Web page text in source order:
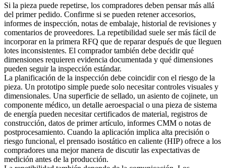
Si la pieza puede repetirse, los compradores deben pensar más allá
del primer pedido. Confirme si se pueden retener accesorios,
informes de inspección, notas de embalaje, historial de revisiones y
comentarios de proveedores. La repetibilidad suele ser más fácil de
incorporar en la primera RFQ que de reparar después de que lleguen
lotes inconsistentes. El comprador también debe decidir qué
dimensiones requieren evidencia documentada y qué dimensiones
pueden seguir la inspección estándar.
La planificación de la inspección debe coincidir con el riesgo de la
pieza. Un prototipo simple puede solo necesitar controles visuales y
dimensionales. Una superficie de sellado, un asiento de cojinete, un
componente médico, un detalle aeroespacial o una pieza de sistema
de energía pueden necesitar certificados de material, registros de
construcción, datos de primer artículo, informes CMM o notas de
postprocesamiento. Cuando la aplicación implica alta precisión o
riesgo funcional, el prensado isostático en caliente (HIP) ofrece a los
compradores una mejor manera de discutir las expectativas de
medición antes de la producción.